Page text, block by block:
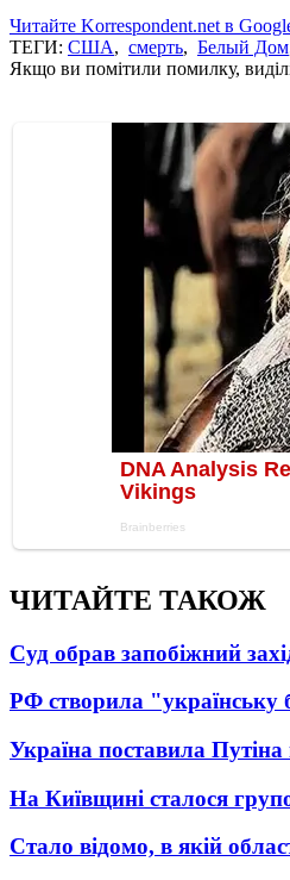
Читайте Korrespondent.net в
ТЕГИ: США, смерть, Белый Дом
Якщо ви помітили помилку,
ЧИТАЙТЕ ТАКОЖ
Суд обрав запобіжний
РФ створила "українську
Україна поставила
На Київщині сталося
Стало відомо, в якій